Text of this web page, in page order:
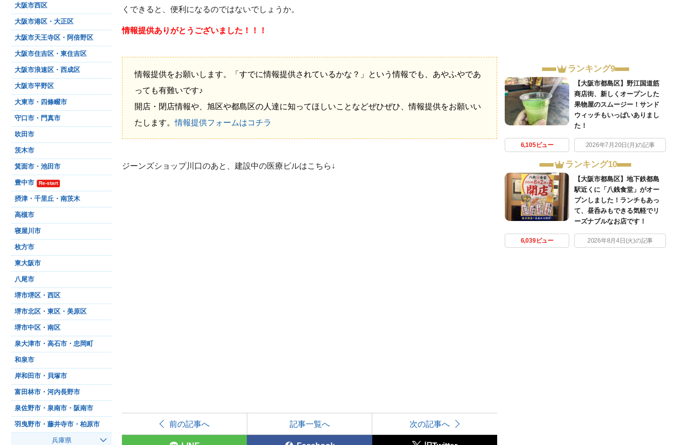
くできると、便利になるのではないでしょうか。
情報提供ありがとうございました！！！
情報提供をお願いします。「すでに情報提供されているかな？」という情報でも、あやふやであ
っても有難いです♪
開店・閉店情報や、旭区や都島区の人達に知ってほしいことなどぜひぜひ、情報提供をお願いい
たします。情報提供フォームはコチラ
ジーンズショップ川口のあと、建設中の医療ビルはこちら↓
前の記事へ 記事一覧へ 次の記事へ
ランキング9
【大阪市都島区】野江国道筋
商店街、新しくオープンした
果物屋のスムージー！サンド
ウィッチもいっぱいありまし
た！
6,105ビュー 2026年7月20日(月)の記事
ランキング10
【大阪市都島区】地下鉄都島
駅近くに「八銭食堂」がオー
プンしました！ランチもあっ
て、昼呑みもできる気軽でリ
ーズナブルなお店です！
6,039ビュー 2026年8月4日(火)の記事
大阪市西区
大阪市港区・大正区
大阪市天王寺区・阿倍野区
大阪市住吉区・東住吉区
大阪市浪速区・西成区
大阪市平野区
大東市・四條畷市
守口市・門真市
吹田市
茨木市
箕面市・池田市
豊中市 Re-start
摂津・千里丘・南茨木
高槻市
寝屋川市
枚方市
東大阪市
八尾市
堺市堺区・西区
堺市北区・東区・美原区
堺市中区・南区
泉大津市・高石市・忠岡町
和泉市
岸和田市・貝塚市
富田林市・河内長野市
泉佐野市・泉南市・阪南市
羽曳野市・藤井寺市・柏原市
兵庫県